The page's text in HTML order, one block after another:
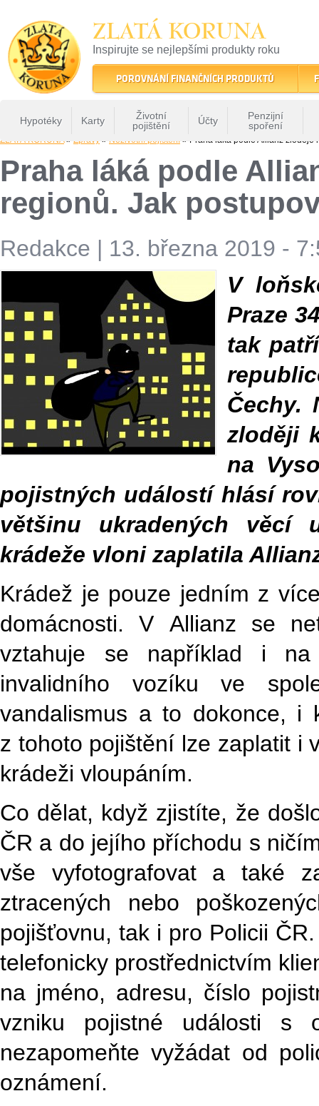
ZLATÁ KORUNA
Inspirujte se nejlepšími produkty roku
22 let tradice a kvality na finančním trhu
POROVNÁNÍ FINANČNÍCH PRODUKTŮ
Hypotéky Karty
Životní
pojištění
Účty
Penzijní
spoření
ZLATÁ KORUNA» Zprávy » Neživotní pojištění » Praha láká podle Allianz zloděje
Praha láká podle
regionů. Jak
Redakce | 13. března 2019 -
V
Praze
tak
Čechy.
zloději
na
pojistných událostí hlásí
většinu ukradených věcí
krádeže vloni zaplatila
Krádež je pouze jedním z
domácnosti. V Allianz se
vztahuje se například i na
invalidního vozíku ve
vandalismus a to dokonce, i
z tohoto pojištění lze zaplatit i
krádeži vloupáním.
Co dělat, když zjistíte, že
ČR a do jejího příchodu s
vše vyfotografovat a také
ztracených nebo
pojišťovnu, tak i pro Policii
telefonicky prostřednictvím
na jméno, adresu, číslo
vzniku pojistné události s
nezapomeňte vyžádat od
oznámení.